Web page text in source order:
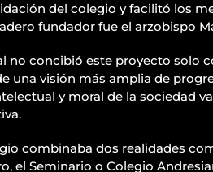
del colegio y facilitó los
fundador fue el arzobispo
no concibió este proyecto solo
una visión más amplia de
y moral de la sociedad
combinaba dos realidades
el Seminario o Colegio